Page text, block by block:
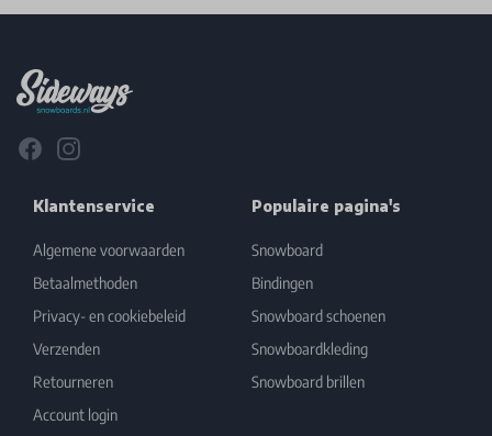
FacebookInstagram
Klantenservice
Algemene voorwaarden
Betaalmethoden
Privacy- en cookiebeleid
Verzenden
Retourneren
Account login
Populaire pagina's
Snowboard
Bindingen
Snowboard schoenen
Snowboardkleding
Snowboard brillen